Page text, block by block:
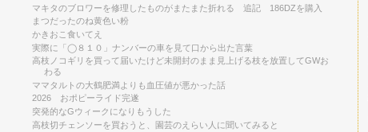
マキタのブロワーを修理したものがまたまた折れる 追記 186DZを購入
まつだったのね黄色い粉
かきおこ食いてえ
実際に「◯８１０」ナンバーの車を見て口から出た言葉
高枝ノコギリを買って届いたけど未開封のまま見上げる枝を放置してGWお
わる
ママタルトの大鶴肥満よりも血圧値が悪かった話
2026 おポピーライド完遂
突発的なGウィークになりもうした
高枝切チェンソーを買おうと、園芸のえらい人に聞いてみると